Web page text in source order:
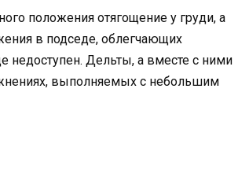
положения отягощение у груди, а
в подседе, облегчающих
недоступен. Дельты, а вместе с ними
выполняемых с небольшим